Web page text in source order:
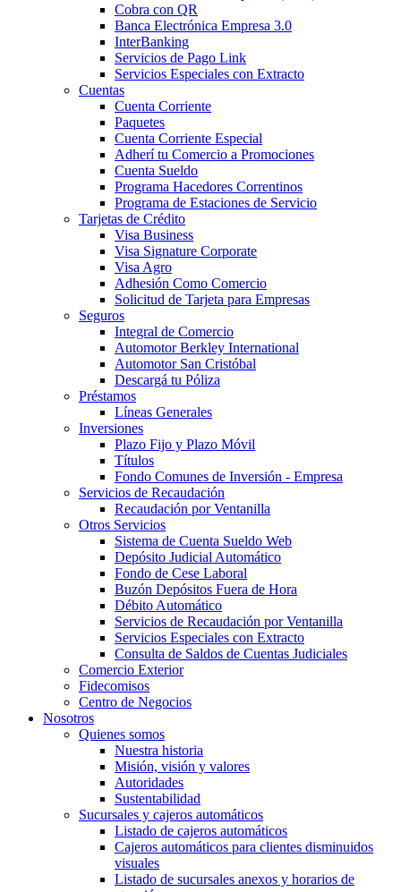
Cobra con QR
Banca Electrónica Empresa 3.0
InterBanking
Servicios de Pago Link
Servicios Especiales con Extracto
Cuentas
Cuenta Corriente
Paquetes
Cuenta Corriente Especial
Adherí tu Comercio a Promociones
Cuenta Sueldo
Programa Hacedores Correntinos
Programa de Estaciones de Servicio
Tarjetas de Crédito
Visa Business
Visa Signature Corporate
Visa Agro
Adhesión Como Comercio
Solicitud de Tarjeta para Empresas
Seguros
Integral de Comercio
Automotor Berkley International
Automotor San Cristóbal
Descargá tu Póliza
Préstamos
Líneas Generales
Inversiones
Plazo Fijo y Plazo Móvil
Títulos
Fondo Comunes de Inversión - Empresa
Servicios de Recaudación
Recaudación por Ventanilla
Otros Servicios
Sistema de Cuenta Sueldo Web
Depósito Judicial Automático
Fondo de Cese Laboral
Buzón Depósitos Fuera de Hora
Débito Automático
Servicios de Recaudación por Ventanilla
Servicios Especiales con Extracto
Consulta de Saldos de Cuentas Judiciales
Comercio Exterior
Fidecomisos
Centro de Negocios
Nosotros
Quienes somos
Nuestra historia
Misión, visión y valores
Autoridades
Sustentabilidad
Sucursales y cajeros automáticos
Listado de cajeros automáticos
Cajeros automáticos para clientes disminuidos
visuales
Listado de sucursales anexos y horarios de